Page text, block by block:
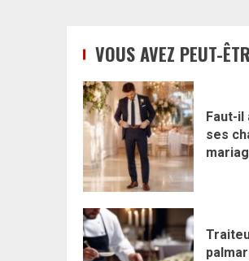
VOUS AVEZ PEUT-
Faut-
ses